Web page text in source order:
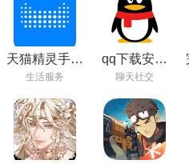
天猫精灵手机
app下载安装
生活服务
qq下载安装
2024最新版免
聊天社交